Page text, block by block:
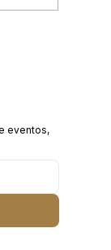
eventos,